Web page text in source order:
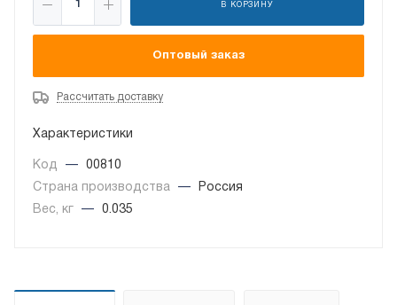
В КОРЗИНУ
Оптовый заказ
Рассчитать доставку
Характеристики
Код —
00810
Страна производства
—
Россия
Вес, кг
— 0.035